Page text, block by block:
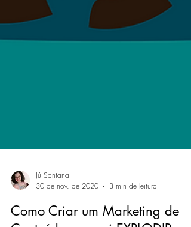
Jú Santana
30 de nov. de 2020
3 min de leitura